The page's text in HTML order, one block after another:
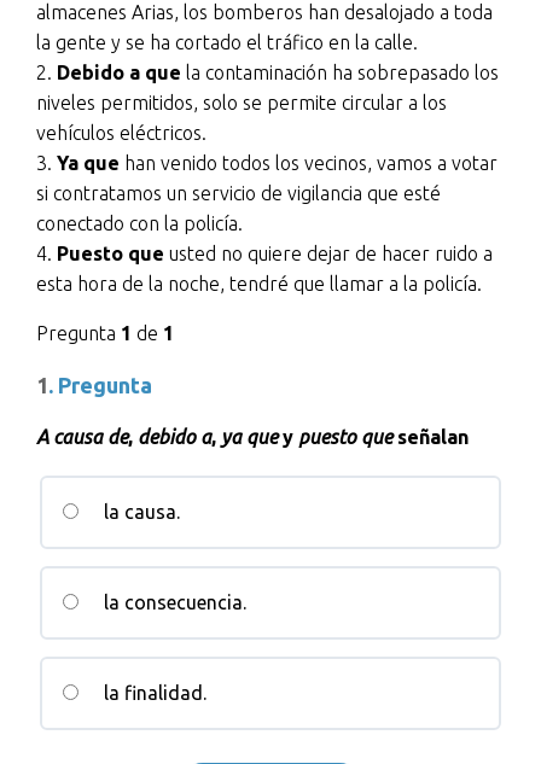
almacenes Arias, los bomberos han desalojado a toda
la gente y se ha cortado el tráfico en la calle.
2. Debido a que la contaminación ha sobrepasado los
niveles permitidos, solo se permite circular a los
vehículos eléctricos.
3. Ya que han venido todos los vecinos, vamos a votar
si contratamos un servicio de vigilancia que esté
conectado con la policía.
4. Puesto que usted no quiere dejar de hacer ruido a
esta hora de la noche, tendré que llamar a la policía.
Pregunta 1 de 1
1. Pregunta
A causa de, debido a, ya quey puesto queseñalan
la causa.
la consecuencia.
la finalidad.